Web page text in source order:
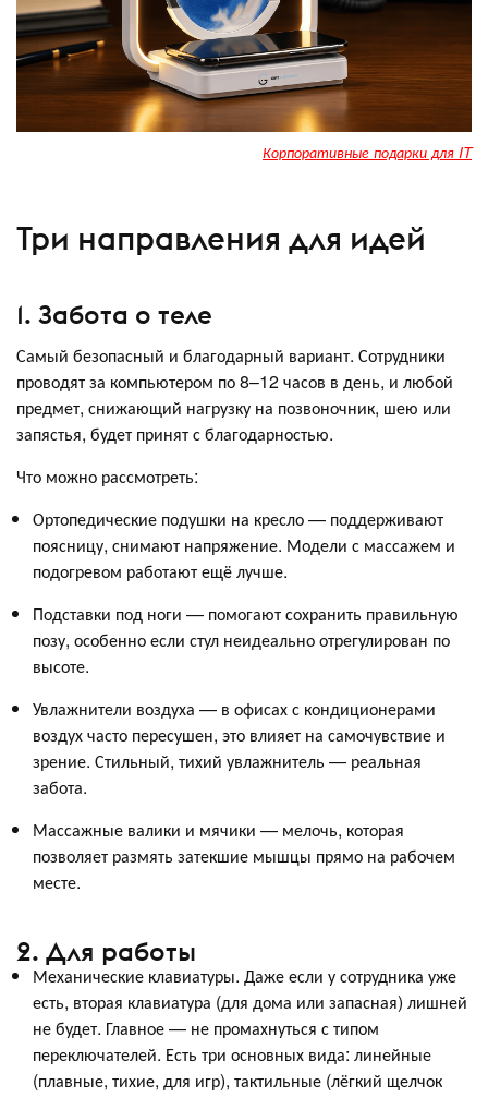
Корпоративные подарки для IT
Три направления для идей
1. Забота о теле
Самый безопасный и благодарный вариант. Сотрудники
проводят за компьютером по 8–12 часов в день, и любой
предмет, снижающий нагрузку на позвоночник, шею или
запястья, будет принят с благодарностью.
Что можно рассмотреть:
Ортопедические подушки на кресло — поддерживают
поясницу, снимают напряжение. Модели с массажем и
подогревом работают ещё лучше.
Подставки под ноги — помогают сохранить правильную
позу, особенно если стул неидеально отрегулирован по
высоте.
Увлажнители воздуха — в офисах с кондиционерами
воздух часто пересушен, это влияет на самочувствие и
зрение. Стильный, тихий увлажнитель — реальная
забота.
Массажные валики и мячики — мелочь, которая
позволяет размять затекшие мышцы прямо на рабочем
месте.
2. Для работы
Механические клавиатуры. Даже если у сотрудника уже
есть, вторая клавиатура (для дома или запасная) лишней
не будет. Главное — не промахнуться с типом
переключателей. Есть три основных вида: линейные
(плавные, тихие, для игр), тактильные (лёгкий щелчок